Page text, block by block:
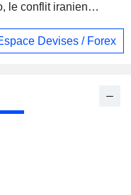
le conflit iranien
Devises / Forex